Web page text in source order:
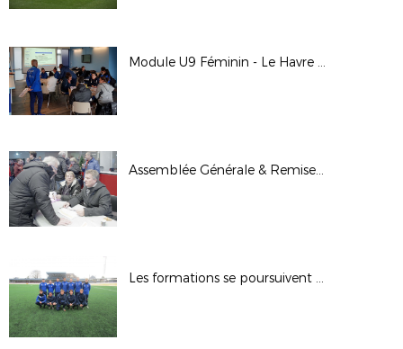
Module U9 Féminin - Le Havre AC
Assemblée Générale & Remise des Trophées
Les formations se poursuivent en cette fin d'année